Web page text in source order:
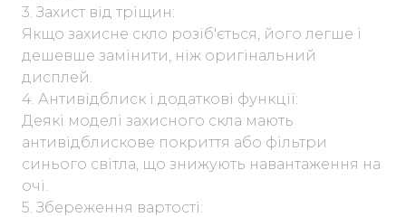
3. Захист від тріщин:
Якщо захисне скло розіб'ється, його легше і
дешевше замінити, ніж оригінальний
дисплей.
4. Антивідблиск і додаткові функції:
Деякі моделі захисного скла мають
антивідблискове покриття або фільтри
синього світла, що знижують навантаження на
очі.
5. Збереження вартості: